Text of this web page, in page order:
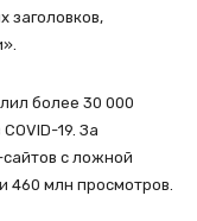
заголовков,
более 30 000
19. За
с ложной
460 млн просмотров.